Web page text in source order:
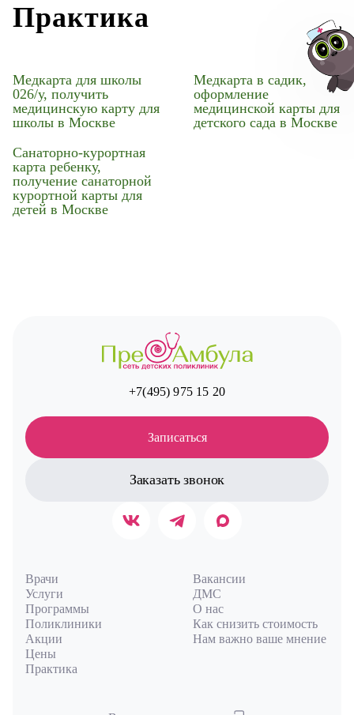
Практика
Медкарта для школы
026/у, получить
медицинскую карту для
школы в Москве
Медкарта в садик,
оформление
медицинской карты для
детского сада в Москве
Санаторно-курортная
карта ребенку,
получение санаторной
курортной карты для
детей в Москве
+7(495) 975 15 20
Записаться
Заказать звонок
Врачи
Услуги
Программы
Поликлиники
Акции
Цены
Практика
Вакансии
ДМС
О нас
Как снизить стоимость
Нам важно ваше мнение